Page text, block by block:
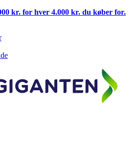
kr. for hver 4.000 kr. du køber for.